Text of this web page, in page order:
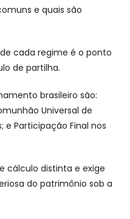
e quais são
cada regime é o ponto
de partilha.
brasileiro são:
Universal de
e Participação Final nos
cálculo distinta e exige
do patrimônio sob a